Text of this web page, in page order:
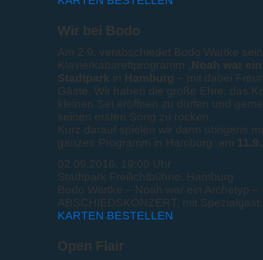
Wir bei Bodo
Am 2.9. verabschiedet Bodo Wartke
Klavierkabarettprogramm „Noah war
Stadtpark in Hamburg – mit dabei
Gäste. Wir haben die große Ehre, das
kleinen Set eröffnen zu dürfen und
seinen ersten Song zu rocken.
Kurz darauf spielen wir dann übrigens
ganzes Programm in Hamburg: am
02.09.2016, 19:00 Uhr
Stadtpark Freilichtbühne, Hamburg
Bodo Wartke – Noah war ein Archetyp
ABSCHIEDSKONZERT, mit
KARTEN BESTELLEN
Open Flair